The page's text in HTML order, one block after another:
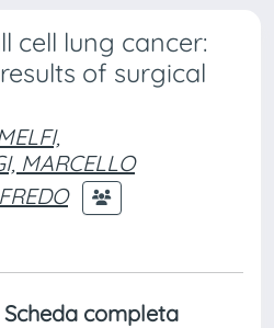
cell lung cancer:
of surgical
MARCELLO
Scheda completa